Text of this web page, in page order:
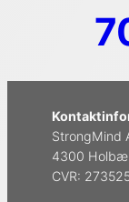
StrongMind
4300
CVR: